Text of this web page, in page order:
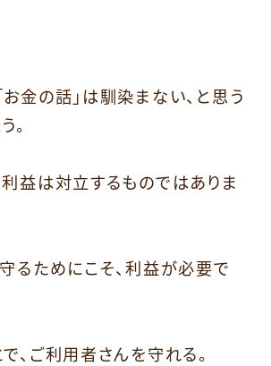
金の話」は馴染まない、と思う
。
益は対立するものではありま
るためにこそ、利益が必要で
、ご利用者さんを守れる。